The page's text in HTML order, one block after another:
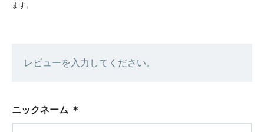
ます。
レビューを入力してください。
ニックネーム ＊